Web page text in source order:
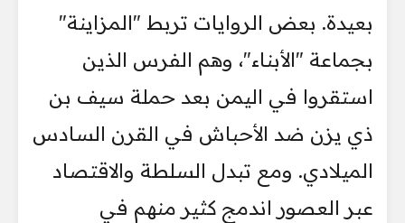
بعيدة. بعض الروايات تربط "المزاينة"
بجماعة "الأبناء"، وهم الفرس الذين
استقروا في اليمن بعد حملة سيف بن
ذي يزن ضد الأحباش في القرن السادس
الميلادي. ومع تبدل السلطة والاقتصاد
عبر العصور اندمج كثير منهم في